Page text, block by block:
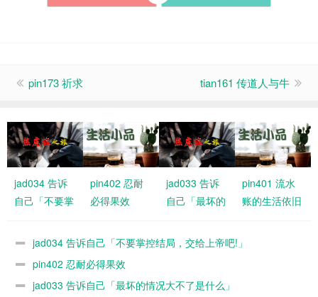
pin173 祈求 tian161 传道人与牛
jad034 告诉
自己「不要掌
上帝吧!」
pin402 忍耐
必得果效
jad033 告诉
自己「最坏的
什么」
pin401 流水
账的生活依旧
jad034 告诉自己「不要掌控结局，交给上帝吧!」
pin402 忍耐必得果效
jad033 告诉自己「最坏的情况大不了是什么」